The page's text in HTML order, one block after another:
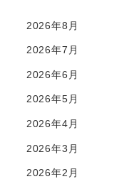
2026年8月
2026年7月
2026年6月
2026年5月
2026年4月
2026年3月
2026年2月